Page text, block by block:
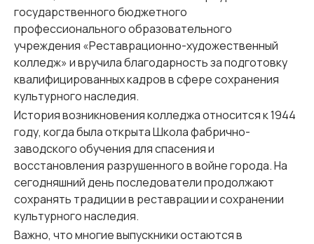
государственного бюджетного
профессионального образовательного
учреждения «Реставрационно-художественный
колледж» и вручила благодарность за подготовку
квалифицированных кадров в сфере сохранения
культурного наследия.
История возникновения колледжа относится к 1944
году, когда была открыта Школа фабрично-
заводского обучения для спасения и
восстановления разрушенного в войне города. На
сегодняшний день последователи продолжают
сохранять традиции в реставрации и сохранении
культурного наследия.
Важно, что многие выпускники остаются в